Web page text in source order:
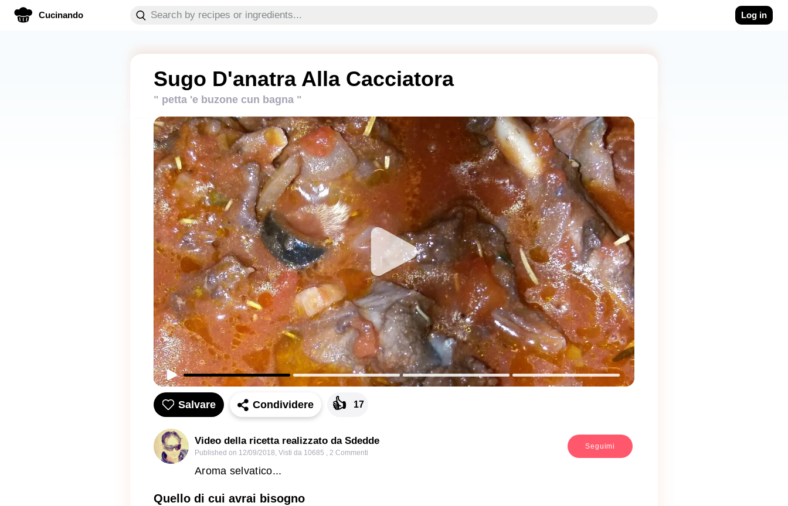
Cucinando Log in
Sugo D'anatra Alla Cacciatora
" petta 'e buzone cun bagna "
Salvare Condividere 👍 17
Video della ricetta realizzato da Sdedde
Published on 12/09/2018, Visti da 10685 , 2 Commenti
Seguimi
Aroma selvatico...
Quello di cui avrai bisogno